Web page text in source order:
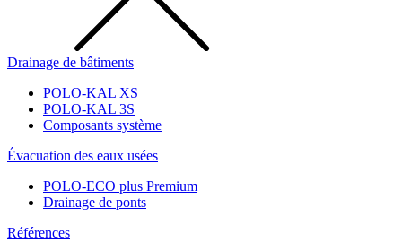
Drainage de bâtiments
POLO-KAL XS
POLO-KAL 3S
Composants système
Évacuation des eaux usées
POLO-ECO plus Premium
Drainage de ponts
Références